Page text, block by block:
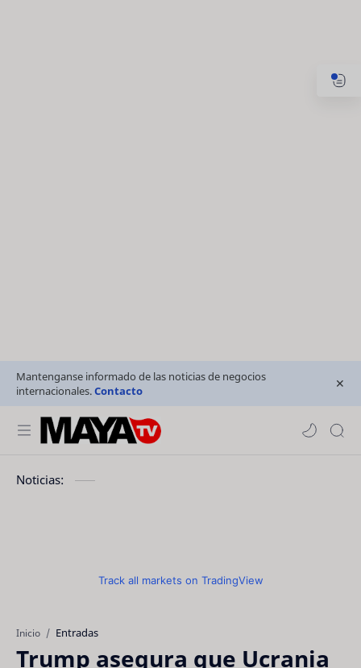
Mantenganse informado de las noticias de negocios
internacionales.Contacto
Noticias:
Track all markets on TradingView
Inicio Entradas
Trump asegura que Ucrania